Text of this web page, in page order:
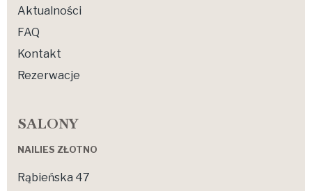
Aktualności
FAQ
Kontakt
Rezerwacje
SALONY
NAILIES ZŁOTNO
Rąbieńska 47